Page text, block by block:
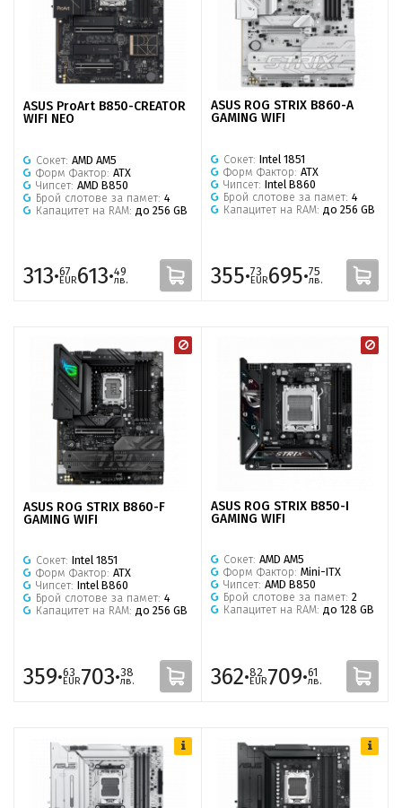
ASUS ProArt B850-CREATOR
WIFI NEO
Сокет: AMD AM5
Форм Фактор: ATX
Чипсет: AMD B850
Брой слотове за памет: 4
Капацитет на RAM: до 256 GB
313·67
EUR613·49
лв.
ASUS ROG STRIX B860-A
GAMING WIFI
Сокет: Intel 1851
Форм Фактор: ATX
Чипсет: Intel B860
Брой слотове за памет: 4
Капацитет на RAM: до 256 GB
355·73
EUR695·75
лв.
ASUS ROG STRIX B860-F
GAMING WIFI
Сокет: Intel 1851
Форм Фактор: ATX
Чипсет: Intel B860
Брой слотове за памет: 4
Капацитет на RAM: до 256 GB
359·63
EUR703·38
лв.
ASUS ROG STRIX B850-I
GAMING WIFI
Сокет: AMD AM5
Форм Фактор: Mini-ITX
Чипсет: AMD B850
Брой слотове за памет: 2
Капацитет на RAM: до 128 GB
362·82
EUR709·61
лв.